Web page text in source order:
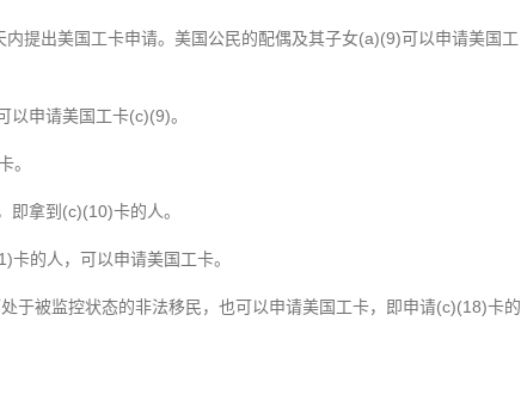
提出美国工卡申请。美国公民的配偶及其子女(a)(9)可以申请美国工
申请美国工卡(c)(9)。
。
拿到(c)(10)卡的人。
的人，可以申请美国工卡。
于被监控状态的非法移民，也可以申请美国工卡，即申请(c)(18)卡的